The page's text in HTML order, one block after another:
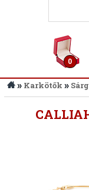
0
» Karkötők »
Vissza